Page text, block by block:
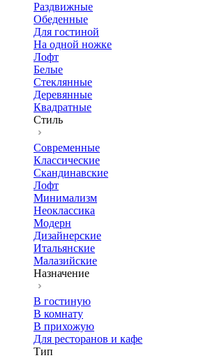
Раздвижные
Обеденные
Для гостиной
На одной ножке
Лофт
Белые
Стеклянные
Деревянные
Квадратные
Стиль
Современные
Классические
Скандинавские
Лофт
Минимализм
Неоклассика
Модерн
Дизайнерские
Итальянские
Малазийские
Назначение
В гостиную
В комнату
В прихожую
Для ресторанов и кафе
Тип